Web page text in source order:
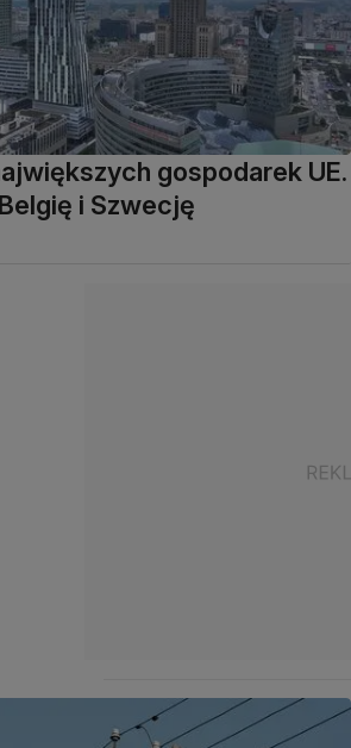
gospodarek UE.
i Szwecję